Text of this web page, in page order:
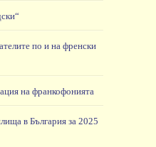
по и на френски
на франкофонията
в България за 2025